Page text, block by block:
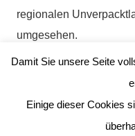
regionalen
umgesehen.
Es duftete wunderbar
man hier einkaufen
mitbringt. Annette
Masala. Es war sehr
Damit Sie unsere Seite
Einige dieser Cookies